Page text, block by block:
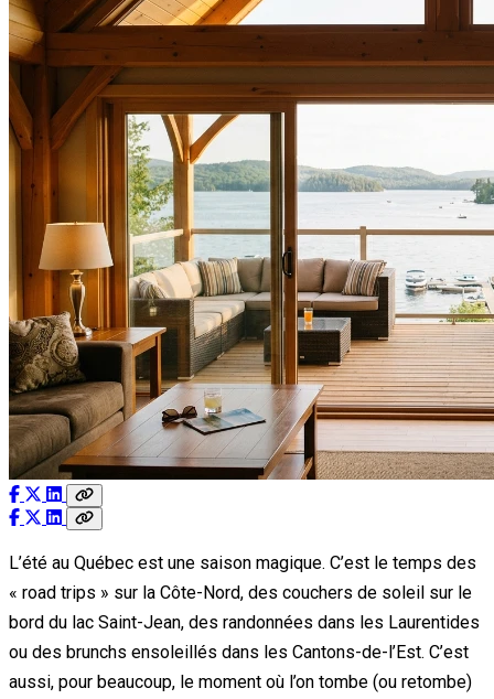
L’été au Québec est une saison magique. C’est le temps des
« road trips » sur la Côte-Nord, des couchers de soleil sur le
bord du lac Saint-Jean, des randonnées dans les Laurentides
ou des brunchs ensoleillés dans les Cantons-de-l’Est. C’est
aussi, pour beaucoup, le moment où l’on tombe (ou retombe)